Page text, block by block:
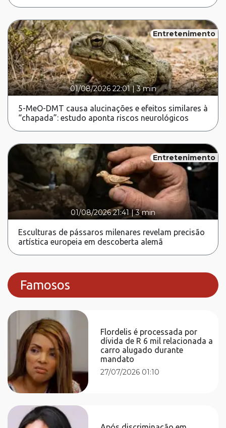
Entretenimento
01/08/2026 22:01|3 min
5-MeO-DMT causa alucinações e efeitos similares à
“chapada”: estudo aponta riscos neurológicos
Entretenimento
01/08/2026 21:41 |3 min
Esculturas de pássaros milenares revelam precisão
artística europeia em descoberta alemã
Famosos
Flordelis é processada por
dívida de R 6 mil relacionada a
carro alugado durante
mandato
27/07/2026 01:10